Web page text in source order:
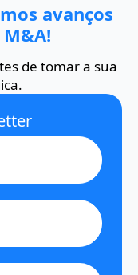
avanços
de tomar a sua